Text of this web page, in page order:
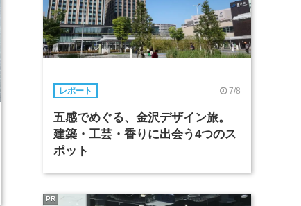
レポート 7/8
五感でめぐる、金沢デザイン旅。
建築・工芸・香りに出会う4つのス
ポット
PR